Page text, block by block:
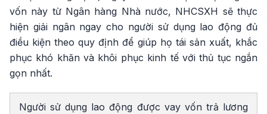
vốn này từ Ngân hàng Nhà nước, NHCSXH sẽ thực
hiện giải ngân ngay cho người sử dụng lao động đủ
điều kiện theo quy định để giúp họ tái sản xuất, khắc
phục khó khăn và khôi phục kinh tế với thủ tục ngắn
gọn nhất.
Người sử dụng lao động được vay vốn trả lương